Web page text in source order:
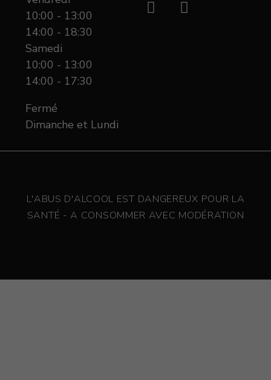
10:00 - 13:00
14:00 - 18:30
Samedi
10:00 - 13:00
14:00 - 17:30
Fermé
Dimanche et Lundi
L'ABUS D'ALCOOL EST DANGEREUX POUR LA
SANTÉ - A CONSOMMER AVEC MODÉRATION